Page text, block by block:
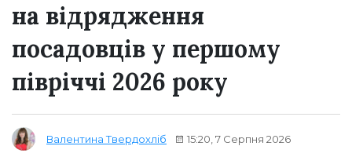
на відрядження
посадовців у першому
півріччі 2026 року
Валентина Твердохліб 15:20, 7 Серпня 2026